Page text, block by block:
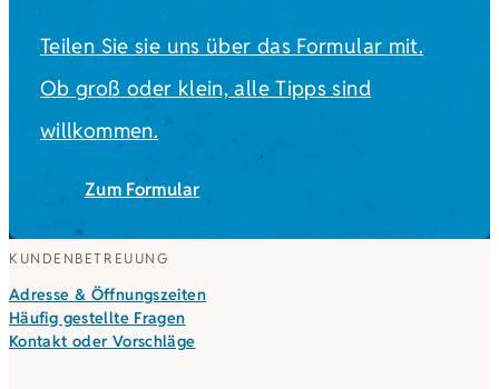
Teilen Sie sie uns über das Formular mit.
Ob groß oder klein, alle Tipps sind
willkommen.
Zum Formular
KUNDENBETREUUNG
Adresse & Öffnungszeiten
Häufig gestellte Fragen
Kontakt oder Vorschläge